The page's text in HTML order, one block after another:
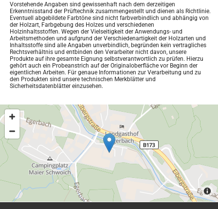
Vorstehende Angaben sind gewissenhaft nach dem derzeitigen
Erkenntnisstand der Prüftechnik zusammengestellt und dienen als Richtlinie.
Eventuell abgebildete Farbtöne sind nicht farbverbindlich und abhängig von
der Holzart, Farbgebung des Holzes und verschiedenen
Holzinhaltsstoffen. Wegen der Vielseitigkeit der Anwendungs- und
Arbeitsmethoden und aufgrund der Verschiedenartigkeit der Holzarten und
Inhaltsstoffe sind alle Angaben unverbindlich, begründen kein vertragliches
Rechtsverhältnis und entbinden den Verarbeiter nicht davon, unsere
Produkte auf ihre gesamte Eignung selbstverantwortlich zu prüfen. Hierzu
gehört auch ein Probeanstrich auf der Originaloberfläche vor Beginn der
eigentlichen Arbeiten. Für genaue Informationen zur Verarbeitung und zu
den Produkten sind unsere technischen Merkblätter und
Sicherheitsdatenblätter einzusehen.